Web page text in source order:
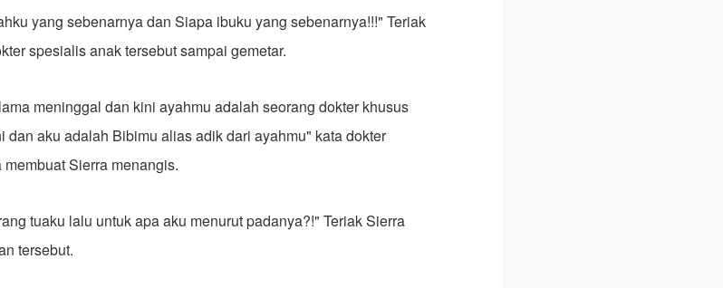
yang sebenarnya dan Siapa ibuku yang sebenarnya!!!" Teriak
spesialis anak tersebut sampai gemetar.
meninggal dan kini ayahmu adalah seorang dokter khusus
aku adalah Bibimu alias adik dari ayahmu" kata dokter
Sierra menangis.
tuaku lalu untuk apa aku menurut padanya?!" Teriak Sierra
tersebut.